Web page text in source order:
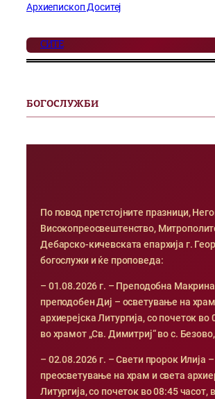
Архиепископ Доситеј
СИТЕ
БОГОСЛУЖБИ
По повод претстојните празници,
Високопреосвештенство,
Дебарско-кичевската епархија г.
богослужи и ќе проповеда:
– 01.08.2026 г. – Преподобна
преподобен Диј – осветување на
архиерејска Литургија, со почеток во
во храмот „Св. Димитриј“ во с.
– 02.08.2026 г. – Свети пророк Илија –
преосветување на храм и света
Литургија, со почеток во 08:45 часот,